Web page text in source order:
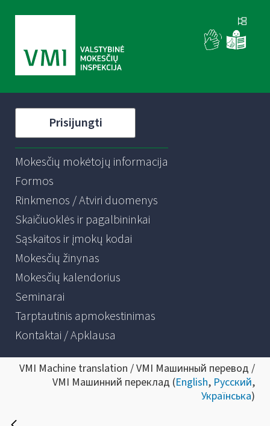
Prisijungti
Mokesčių mokėtojų informacija
Formos
Rinkmenos / Atviri duomenys
Skaičiuoklės ir pagalbininkai
Sąskaitos ir įmokų kodai
Mokesčių žinynas
Mokesčių kalendorius
Seminarai
Tarptautinis apmokestinimas
Kontaktai / Apklausa
VMI Machine translation / VMI Машинный перевод /
VMI Машинний переклад (English, Русский,
Українська)